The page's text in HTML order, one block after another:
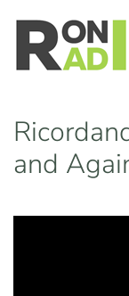
Skip to main
and